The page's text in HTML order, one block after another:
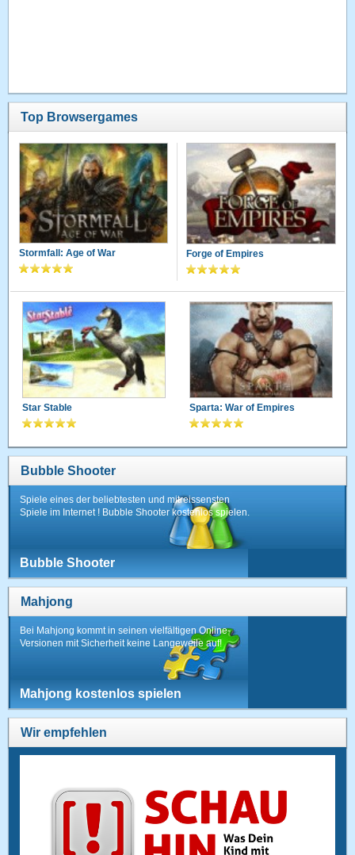
Top Browsergames
Stormfall: Age of War Forge of Empires
Star Stable Sparta: War of Empires
Bubble Shooter
Spiele eines der beliebtesten und mitreissensten
Spiele im Internet ! Bubble Shooter kostenlos spielen.
Bubble Shooter
Mahjong
Bei Mahjong kommt in seinen vielfältigen Online-
Versionen mit Sicherheit keine Langeweile auf!
Mahjong kostenlos spielen
Wir empfehlen